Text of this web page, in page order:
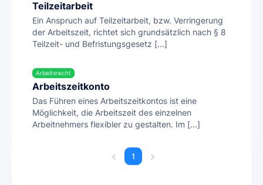
Teilzeitarbeit
Ein Anspruch auf Teilzeitarbeit, bzw. Verringerung
der Arbeitszeit, richtet sich grundsätzlich nach § 8
Teilzeit- und Befristungsgesetz [...]
Arbeitsrecht
Arbeitszeitkonto
Das Führen eines Arbeitszeitkontos ist eine
Möglichkeit, die Arbeitszeit des einzelnen
Arbeitnehmers flexibler zu gestalten. Im [...]
1